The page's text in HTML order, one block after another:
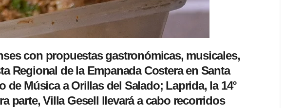
con propuestas gastronómicas, musicales,
Regional de la Empanada Costera en Santa
Música a Orillas del Salado; Laprida, la 14°
parte, Villa Gesell llevará a cabo recorridos